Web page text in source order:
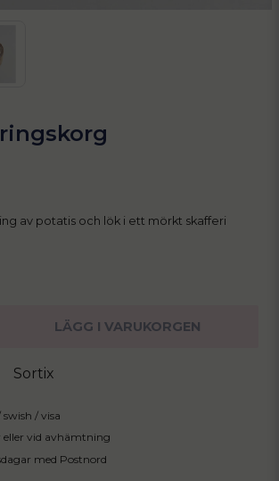
av potatis och lök i ett mörkt skafferi
LÄGG I VARUKORGEN
Sortix
/ visa
eller vid avhämtning
med Postnord